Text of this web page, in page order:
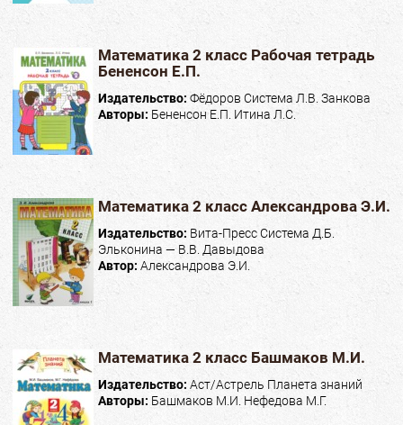
Математика 2 класс Рабочая тетрадь
Бененсон Е.П.
Издательство: Фёдоров Система Л.В. Занкова
Авторы: Бененсон Е.П. Итина Л.С.
Математика 2 класс Александрова Э.И.
Издательство: Вита-Пресс Система Д.Б.
Эльконина — В.В. Давыдова
Автор: Александрова Э.И.
Математика 2 класс Башмаков М.И.
Издательство: Аст/Астрель Планета знаний
Авторы: Башмаков М.И. Нефедова М.Г.